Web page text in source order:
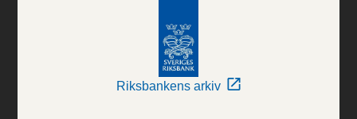
Riksbankens arkiv